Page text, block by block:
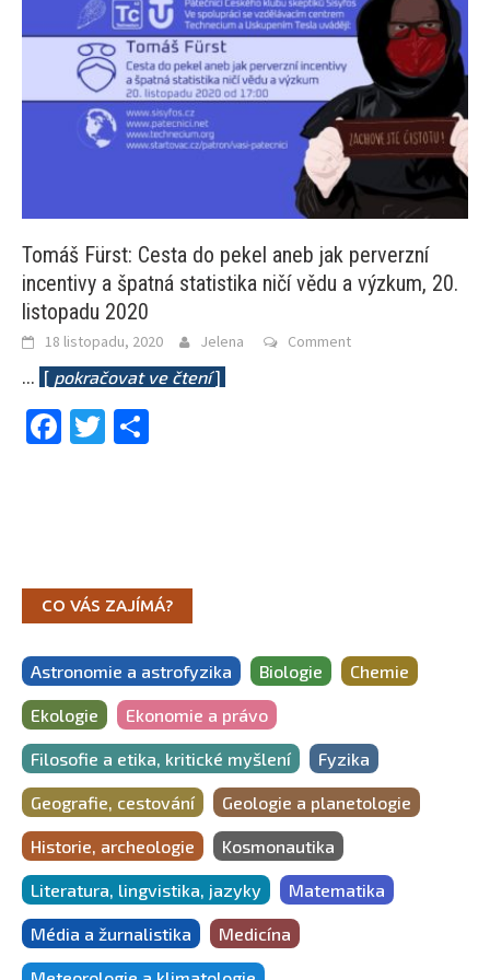
Tomáš Fürst: Cesta do pekel aneb jak perverzní
incentivy a špatná statistika ničí vědu a výzkum, 20.
listopadu 2020
18 listopadu, 2020 Jelena Comment
... [ pokračovat ve čtení]
Facebook
Twitter
CO VÁS ZAJÍMÁ?
Astronomie a astrofyzika Biologie Chemie
Ekologie Ekonomie a právo
Filosofie a etika, kritické myšlení Fyzika
Geografie, cestování Geologie a planetologie
Historie, archeologie Kosmonautika
Literatura, lingvistika, jazyky Matematika
Média a žurnalistika Medicína